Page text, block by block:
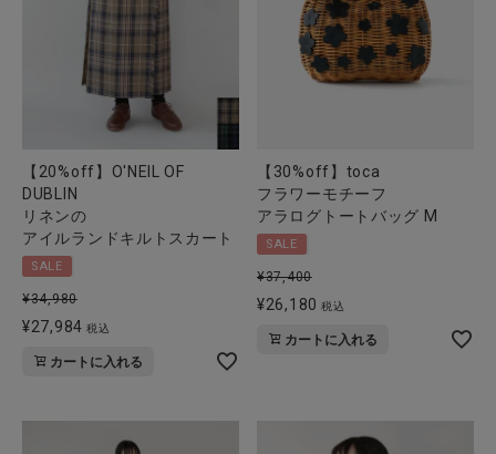
ブランド
全ての商品
CONTENTS
特集
ご利用ガイド
お問い合わせ
ショップリスト
【20%off】O'NEIL OF
DUBLIN
リネンの
アイルランドキルトスカート
SALE
¥34,980
¥27,984 税込
カートに入れる
【30%off】toca
フラワーモチーフ
アラログトートバッグ M
SALE
¥37,400
¥26,180 税込
カートに入れる